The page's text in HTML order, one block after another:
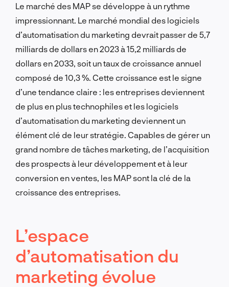
Le marché des MAP se développe à un rythme
impressionnant. Le marché mondial des logiciels
d’automatisation du marketing devrait passer de 5,7
milliards de dollars en 2023 à 15,2 milliards de
dollars en 2033, soit un taux de croissance annuel
composé de 10,3 %. Cette croissance est le signe
d’une tendance claire : les entreprises deviennent
de plus en plus technophiles et les logiciels
d’automatisation du marketing deviennent un
élément clé de leur stratégie. Capables de gérer un
grand nombre de tâches marketing, de l’acquisition
des prospects à leur développement et à leur
conversion en ventes, les MAP sont la clé de la
croissance des entreprises.
L’espace
d’automatisation du
marketing évolue